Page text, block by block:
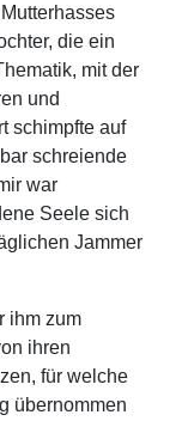
die ein
mit der
und
schimpfte auf
schreiende
war
Seele sich
Jammer
ihm zum
ihren
für welche
übernommen